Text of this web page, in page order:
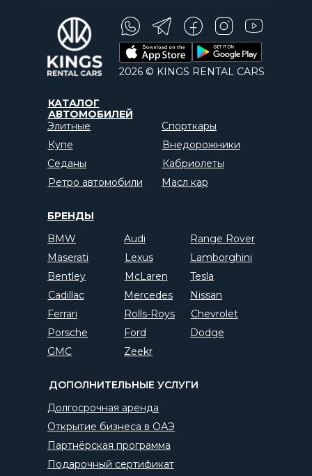
КАТАЛОГ
АВТОМОБИЛЕЙ
БРЕНДЫ
ДОПОЛНИТЕЛЬНЫЕ УСЛУГИ
Спорткары
Элитные
Внедорожники
Кабриолеты
Купе
BMW Audi
Bentley
Cadillac
McLaren
Mercedes
Nissan
Porsche
Range Rover
Rolls-Roys
Lexus
Tesla
Chevrolet
Ferrari
Lamborghini
Maserati
2026 © KINGS RENTAL CARS
Седаны
Масл кар
Ford Dodge
Партнёрская программа
Подарочный сертификат
Открытие бизнеса в ОАЭ
Долгосрочная аренда
Ретро автомобили
GMC Zeekr